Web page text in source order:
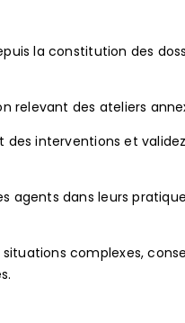
la constitution des
relevant des ateliers
interventions et
agents dans leurs
complexes,